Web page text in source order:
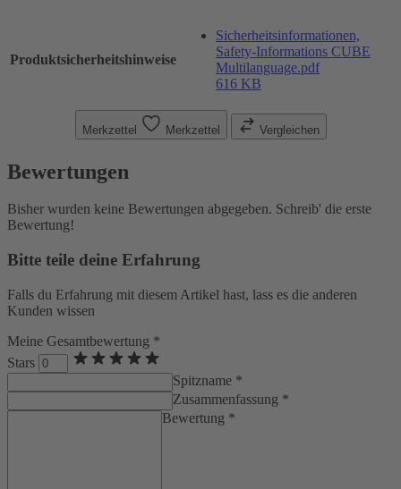
Produktsicherheitshinweise
Sicherheitsinformationen,
Safety-Informations CUBE
Multilanguage.pdf
616 KB
Merkzettel Merkzettel Vergleichen
Bewertungen
Bisher wurden keine Bewertungen abgegeben. Schreib' die erste
Bewertung!
Bitte teile deine Erfahrung
Falls du Erfahrung mit diesem Artikel hast, lass es die anderen
Kunden wissen
Meine Gesamtbewertung *
Stars
Spitzname *
Zusammenfassung *
Bewertung *